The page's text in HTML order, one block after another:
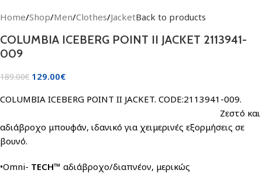
Home/Shop/Men/Clothes/JacketBack to products
COLUMBIA ICEBERG POINT II JACKET 2113941-
009
189.00€ 129.00€
COLUMBIA ICEBERG POINT II JACKET. CODE:2113941-009.
Ζεστό και
αδιάβροχο μπουφάν, ιδανικό για χειμερινές εξορμήσεις σε
βουνό.
•Omni- TECH™ αδιάβροχο/διαπνέον, μερικώς